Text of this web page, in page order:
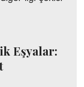
Eşyalar: